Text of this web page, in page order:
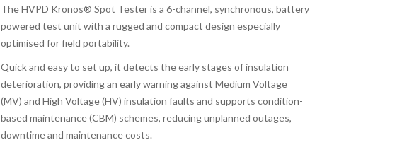
The HVPD Kronos® Spot Tester is a 6-channel, synchronous, battery
powered test unit with a rugged and compact design especially
optimised for field portability.
Quick and easy to set up, it detects the early stages of insulation
deterioration, providing an early warning against Medium Voltage
(MV) and High Voltage (HV) insulation faults and supports condition-
based maintenance (CBM) schemes, reducing unplanned outages,
downtime and maintenance costs.